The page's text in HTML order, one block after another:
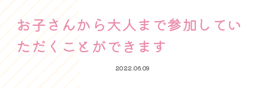
お子さんから大人まで参加してい
ただくことができます
2022.06.09